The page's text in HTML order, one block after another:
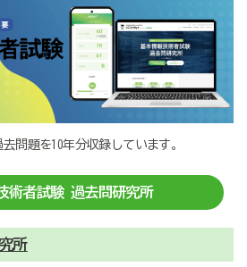
問題を10年分収録しています。
術者試験 過去問研究所
所